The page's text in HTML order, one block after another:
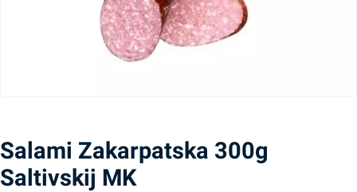
Salami Zakarpatska 300g
Saltivskij MK